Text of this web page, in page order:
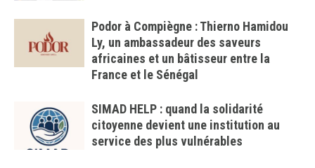
Podor à Compiègne : Thierno Hamidou
Ly, un ambassadeur des saveurs
africaines et un bâtisseur entre la
France et le Sénégal
SIMAD HELP : quand la solidarité
citoyenne devient une institution au
service des plus vulnérables